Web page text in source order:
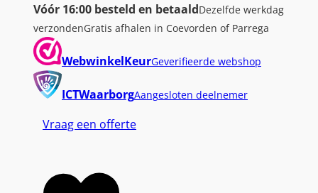
Vóór 16:00 besteld en betaaldDezelfde werkdag
verzondenGratis afhalen in Coevorden of Parrega
WebwinkelKeurGeverifieerde webshop
ICTWaarborgAangesloten deelnemer
Vraag een offerte